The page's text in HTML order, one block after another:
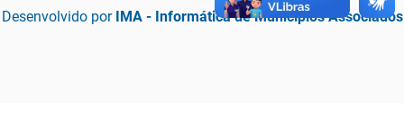
Desenvolvido por IMA - Informática de Municípios Associados